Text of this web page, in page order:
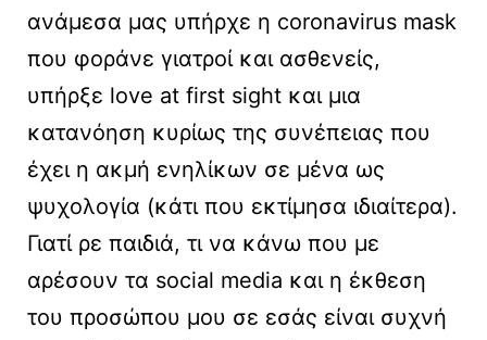
ανάμεσα μας υπήρχε η coronavirus mask
που φοράνε γιατροί και ασθενείς,
υπήρξε love at first sight και μια
κατανόηση κυρίως της συνέπειας που
έχει η ακμή ενηλίκων σε μένα ως
ψυχολογία (κάτι που εκτίμησα ιδιαίτερα).
Γιατί ρε παιδιά, τι να κάνω που με
αρέσουν τα social media και η έκθεση
του προσώπου μου σε εσάς είναι συχνή